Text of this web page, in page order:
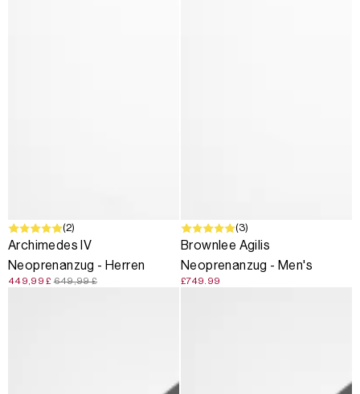
SALE (2)
Archimedes IV
Neoprenanzug - Herren
449,99 £ 649,99 £
(3)
Brownlee Agilis
Neoprenanzug - Men's
£749.99